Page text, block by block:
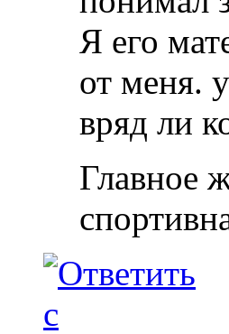
Я его
от меня.
вряд ли
Главное